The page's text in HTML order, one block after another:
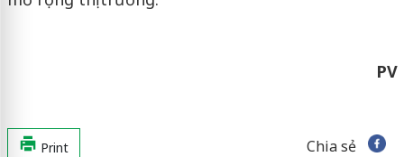
PV
Print Chia sẻ